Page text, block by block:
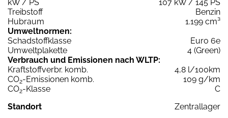
kW / PS
107 kW / 145 PS
Treibstoff
Benzin
Hubraum
1.199 cm³
Umweltnormen:
Schadstoffklasse
Euro 6e
Umweltplakette
4 (Green)
Verbrauch und Emissionen nach WLTP:
Kraftstoffverbr. komb.
4,8 l/100km
CO2-Emissionen komb.
109 g/km
CO2-Klasse
C
Standort
Zentrallager